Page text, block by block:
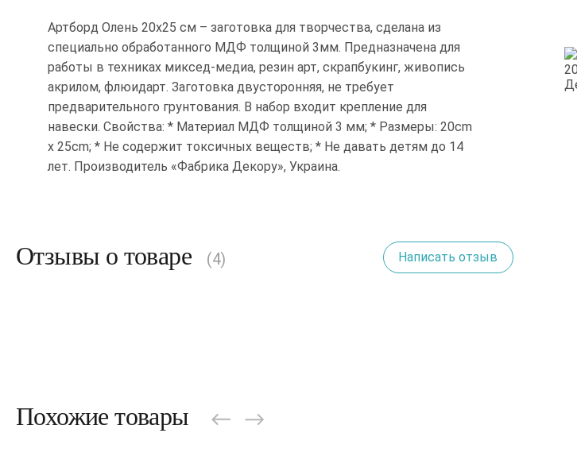
Артборд Олень 20х25 см – заготовка для творчества, сделана из
специально обработанного МДФ толщиной 3мм. Предназначена для
работы в техниках миксед-медиа, резин арт, скрапбукинг, живопись
акрилом, флюидарт. Заготовка двусторонняя, не требует
предварительного грунтования. В набор входит крепление для
навески. Свойства: * Материал МДФ толщиной 3 мм; * Размеры: 20cm
x 25cm; * Не содержит токсичных веществ; * Не давать детям до 14
лет. Производитель «Фабрика Декору», Украина.
Отзывы о товаре (4) Написать отзыв
Похожие товары